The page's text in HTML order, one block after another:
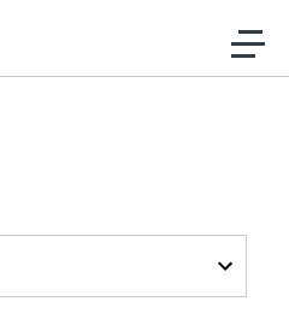
al contenido
Usach